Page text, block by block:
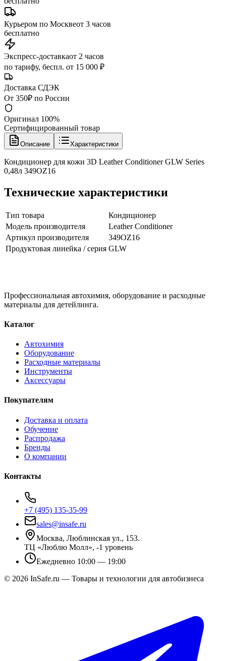
Курьером по Москвеот 3 часов
бесплатно
Экспресс-доставкаот 2 часов
по тарифу, беспл. от 15 000 ₽
Доставка СДЭК
От 350₽ по России
Оригинал 100%
Сертифицированный товар
Описание Характеристики
Кондиционер для кожи 3D Leather Conditioner GLW Series
0,48л 349OZ16
Технические характеристики
Тип товара
Кондиционер
Модель производителя
Leather Conditioner
Артикул производителя
349OZ16
Продуктовая линейка / серия GLW
Профессиональная автохимия, оборудование и расходные
материалы для детейлинга.
Каталог
Автохимия
Оборудование
Расходные материалы
Инструменты
Аксессуары
Покупателям
Доставка и оплата
Обучение
Распродажа
Бренды
О компании
Контакты
+7 (495) 135-35-99
sales@insafe.ru
Москва, Люблинская ул., 153.
ТЦ «Люблю Молл», -1 уровень
Ежедневно 10:00 — 19:00
© 2026 InSafe.ru — Товары и технологии для автобизнеса